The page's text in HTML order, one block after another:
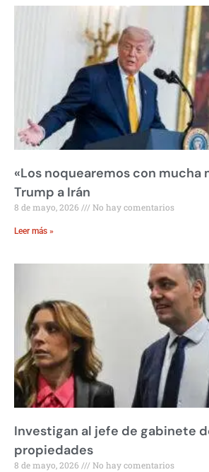
«Los noquearemos con mucha
Trump a Irán
8 de mayo, 2026 No hay comentarios
Leer más »
Investigan al jefe de gabinete
propiedades
8 de mayo, 2026 No hay comentarios